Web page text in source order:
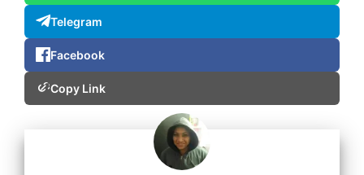
Telegram
Facebook
Copy Link